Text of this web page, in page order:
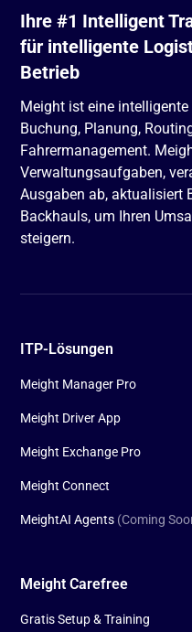
Ihre #1 Intelligent
für intelligente
Betrieb
Meight ist eine
Buchung, Planung,
Fahrermanagement.
Verwaltungsaufgaben,
Ausgaben ab, aktualisiert
Backhauls, um Ihren
steigern.
ITP-Lösungen
Meight Manager Pro
Meight Driver App
Meight Exchange Pro
Meight Connect
MeightAI Agents (Coming
Meight Carefree
Gratis Setup & Training